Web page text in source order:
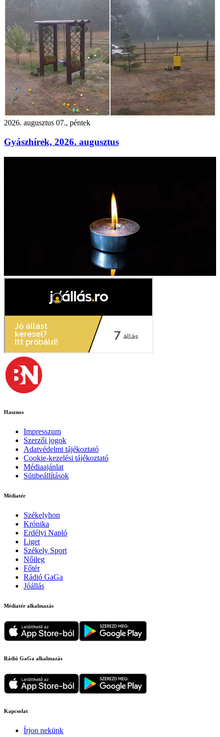
2026. augusztus 07., péntek
Gyászhírek, 2026. augusztus
Hasznos
Impresszum
Szerzői jogok
Adatvédelmi tájékoztató
Cookie-kezelési tájékoztató
Médiaajánlat
Sütibeállítások
Médiatér
Székelyhon
Krónika
Erdélyi Napló
Liget
Székely Sport
Nőileg
Főtér
Rádió GaGa
Jóállás
Médiatér alkalmazás
Rádió GaGa alkalmazás
Kapcsolat
Írjon nekünk